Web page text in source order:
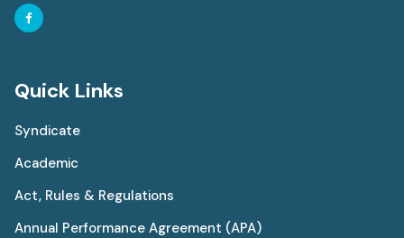
Quick Links
Syndicate
Academic
Act, Rules & Regulations
Annual Performance Agreement (APA)